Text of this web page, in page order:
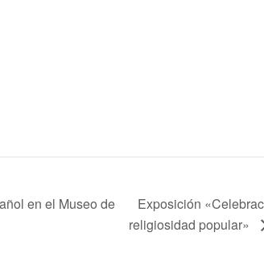
en el Museo de
Exposición
religiosidad popular»